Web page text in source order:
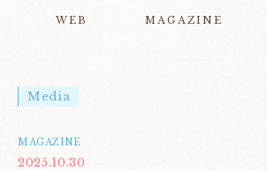
WEB MAGAZINE
Media
MAGAZINE
2025.10.30